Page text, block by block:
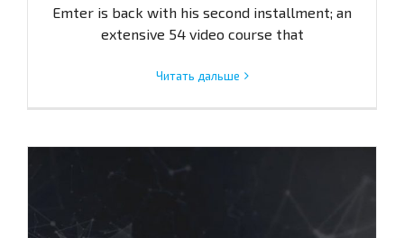
Emter is back with his second installment; an
extensive 54 video course that
Читать дальше